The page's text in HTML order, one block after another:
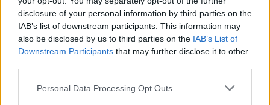
disclosure of your personal information by third parties on the
IAB’s list of downstream participants. This information may
also be disclosed by us to third parties on the IAB’s List of
Downstream Participants that may further disclose it to other
Personal Data Processing Opt Outs
Pontecurone, ferita
una mamma e un
bimbo di 4 anni
19 Dicembre 2023
In "Tortonese"